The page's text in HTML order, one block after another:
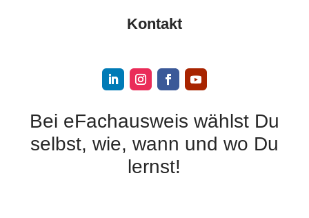
Kontakt
Bei eFachausweis wählst Du
selbst, wie, wann und wo Du
lernst!